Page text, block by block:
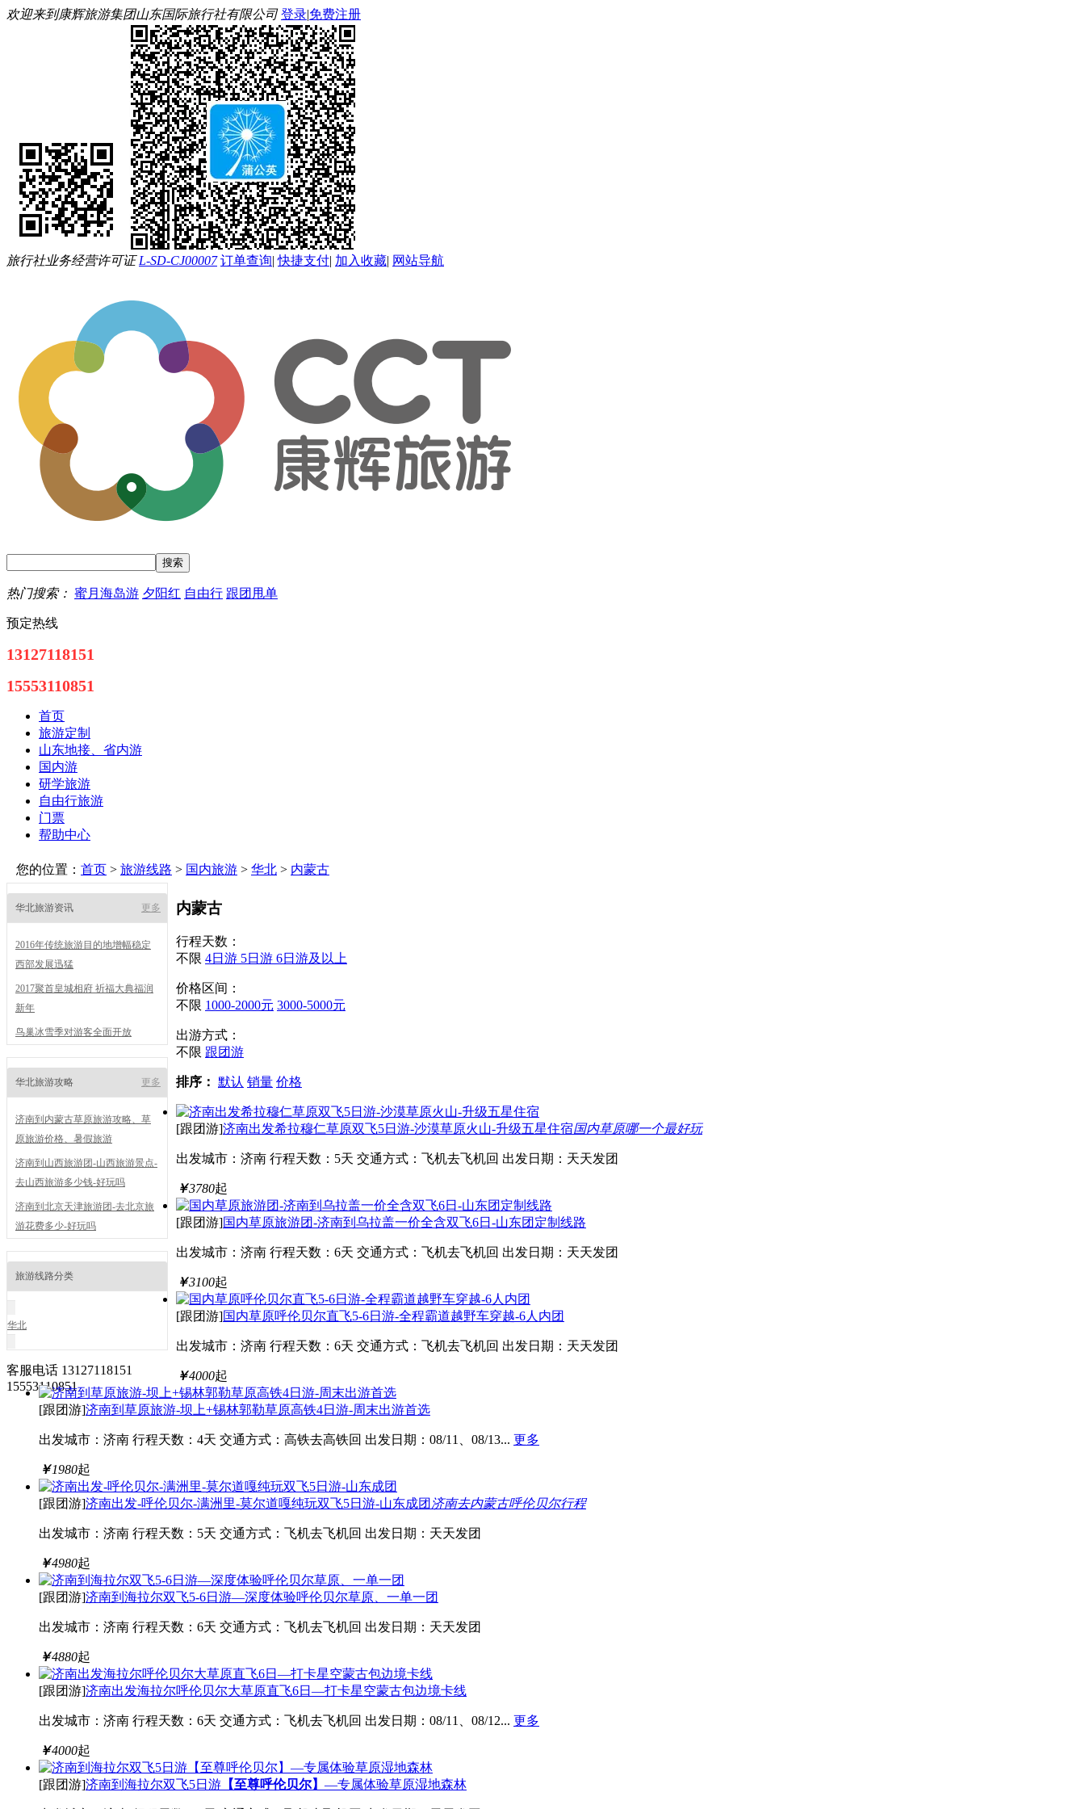
欢迎来到康辉旅游集团山东国际旅行社有限公司登录|免费注册
旅行社业务经营许可证L-SD-CJ00007 订单查询|快捷支付| 加入收藏| 网站导航
热门搜索： 蜜月海岛游 夕阳红 自由行 跟团甩单
预定热线
13127118151
15553110851
首页
旅游定制
山东地接、省内游
国内游
研学旅游
自由行旅游
门票
帮助中心
您的位置： 首页 > 旅游线路 > 国内旅游 > 华北 > 内蒙古
华北旅游资讯 更多
2016年传统旅游目的地增幅稳定
西部发展迅猛
2017聚首皇城相府 祈福大典福润
新年
鸟巢冰雪季对游客全面开放
华北旅游攻略 更多
济南到内蒙古草原旅游攻略、草
原旅游价格、暑假旅游
济南到山西旅游团-山西旅游景点-
去山西旅游多少钱-好玩吗
济南到北京天津旅游团-去北京旅
游花费多少-好玩吗
旅游线路分类
华北
客服电话 13127118151
15553110851
内蒙古
行程天数：
不限 4日游 5日游 6日游及以上
价格区间：
不限 1000-2000元 3000-5000元
出游方式：
不限 跟团游
排序： 默认 销量 价格
[跟团游]济南出发希拉穆仁草原双飞5日游-沙漠草原火山-升级五星住宿国内草原哪一个最好玩
出发城市：济南 行程天数：5天 交通方式：飞机去飞机回 出发日期：天天发团
￥3780起
[跟团游]国内草原旅游团-济南到乌拉盖一价全含双飞6日-山东团定制线路
出发城市：济南 行程天数：6天 交通方式：飞机去飞机回 出发日期：天天发团
￥3100起
[跟团游]国内草原呼伦贝尔直飞5-6日游-全程霸道越野车穿越-6人内团
出发城市：济南 行程天数：6天 交通方式：飞机去飞机回 出发日期：天天发团
￥4000起
[跟团游]济南到草原旅游-坝上+锡林郭勒草原高铁4日游-周末出游首选
出发城市：济南 行程天数：4天 交通方式：高铁去高铁回 出发日期：08/11、08/13... 更多
￥1980起
[跟团游]济南出发-呼伦贝尔-满洲里-莫尔道嘎纯玩双飞5日游-山东成团 济南去内蒙古呼伦贝尔行程
出发城市：济南 行程天数：5天 交通方式：飞机去飞机回 出发日期：天天发团
￥4980起
[跟团游]济南到海拉尔双飞5-6日游—深度体验呼伦贝尔草原、一单一团
出发城市：济南 行程天数：6天 交通方式：飞机去飞机回 出发日期：天天发团
￥4880起
[跟团游]济南出发海拉尔呼伦贝尔大草原直飞6日—打卡星空蒙古包边境卡线
出发城市：济南 行程天数：6天 交通方式：飞机去飞机回 出发日期：08/11、08/12... 更多
￥4000起
[跟团游]济南到海拉尔双飞5日游 【至尊呼伦贝尔】 —专属体验草原湿地森林